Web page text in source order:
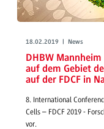
18.02.2019 | News
DHBW
auf dem Gebiet
auf der FDCF in
8. International
Cells – FDCF 2019 -
vor.